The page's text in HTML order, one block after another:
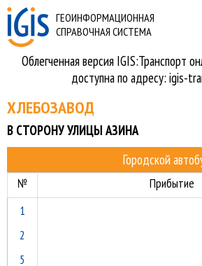
ГЕОИНФОРМАЦИОННАЯ
СПРАВОЧНАЯ СИСТЕМА
Облегченная версия IGIS:Транспорт
доступна по адресу: igis-
ХЛЕБОЗАВОД
В СТОРОНУ УЛИЦЫ АЗИНА
Городской
№
Прибытие
1
2
5